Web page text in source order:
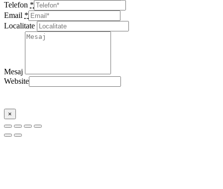
Telefon *
Email *
Localitate
Mesaj
Website
×